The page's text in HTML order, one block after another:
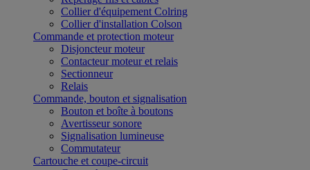
Collier d'équipement Colring
Collier d'installation Colson
Commande et protection moteur
Disjoncteur moteur
Contacteur moteur et relais
Sectionneur
Relais
Commande, bouton et signalisation
Bouton et boîte à boutons
Avertisseur sonore
Signalisation lumineuse
Commutateur
Cartouche et coupe-circuit